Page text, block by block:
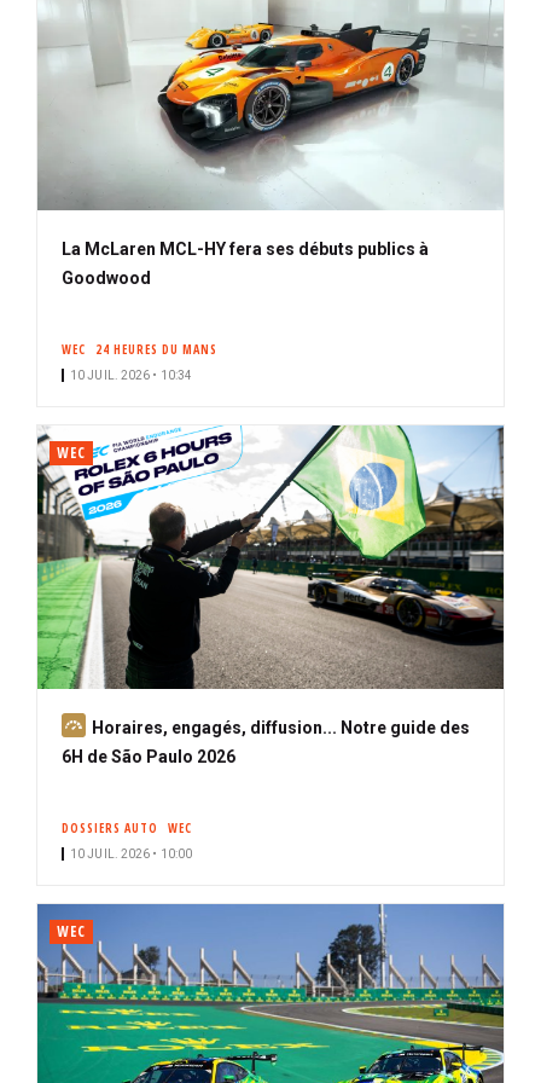
La McLaren MCL-HY fera ses débuts publics à
Goodwood
WEC 24 HEURES DU MANS
10 JUIL. 2026 • 10:34
WEC
A
b
Horaires, engagés, diffusion... Notre guide des
6H de São Paulo 2026
DOSSIERS AUTO WEC
10 JUIL. 2026 • 10:00
WEC